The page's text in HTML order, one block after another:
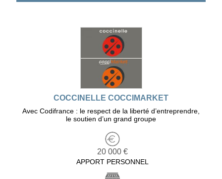
COCCINELLE COCCIMARKET
Avec Codifrance : le respect de la liberté d’entreprendre,
le soutien d’un grand groupe
20 000 €
APPORT PERSONNEL